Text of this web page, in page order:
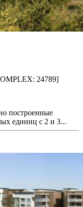
24789]
построенные
единиц с 2 и 3...